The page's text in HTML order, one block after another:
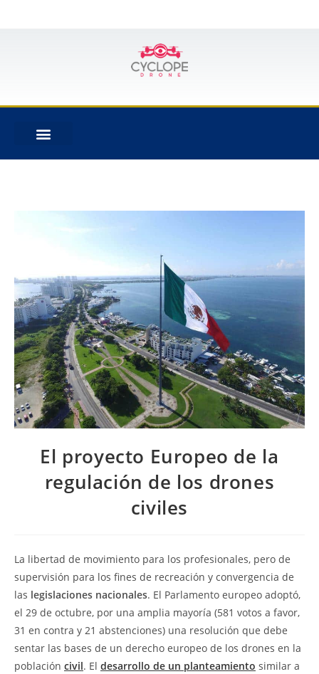
El proyecto Europeo de la
regulación de los drones
civiles
La libertad de movimiento para los profesionales, pero de
supervisión para los fines de recreación y convergencia de
las legislaciones nacionales. El Parlamento europeo adoptó,
el 29 de octubre, por una amplia mayoría (581 votos a favor,
31 en contra y 21 abstenciones) una resolución que debe
sentar las bases de un derecho europeo de los drones en la
población civil. El desarrollo de un planteamiento similar a